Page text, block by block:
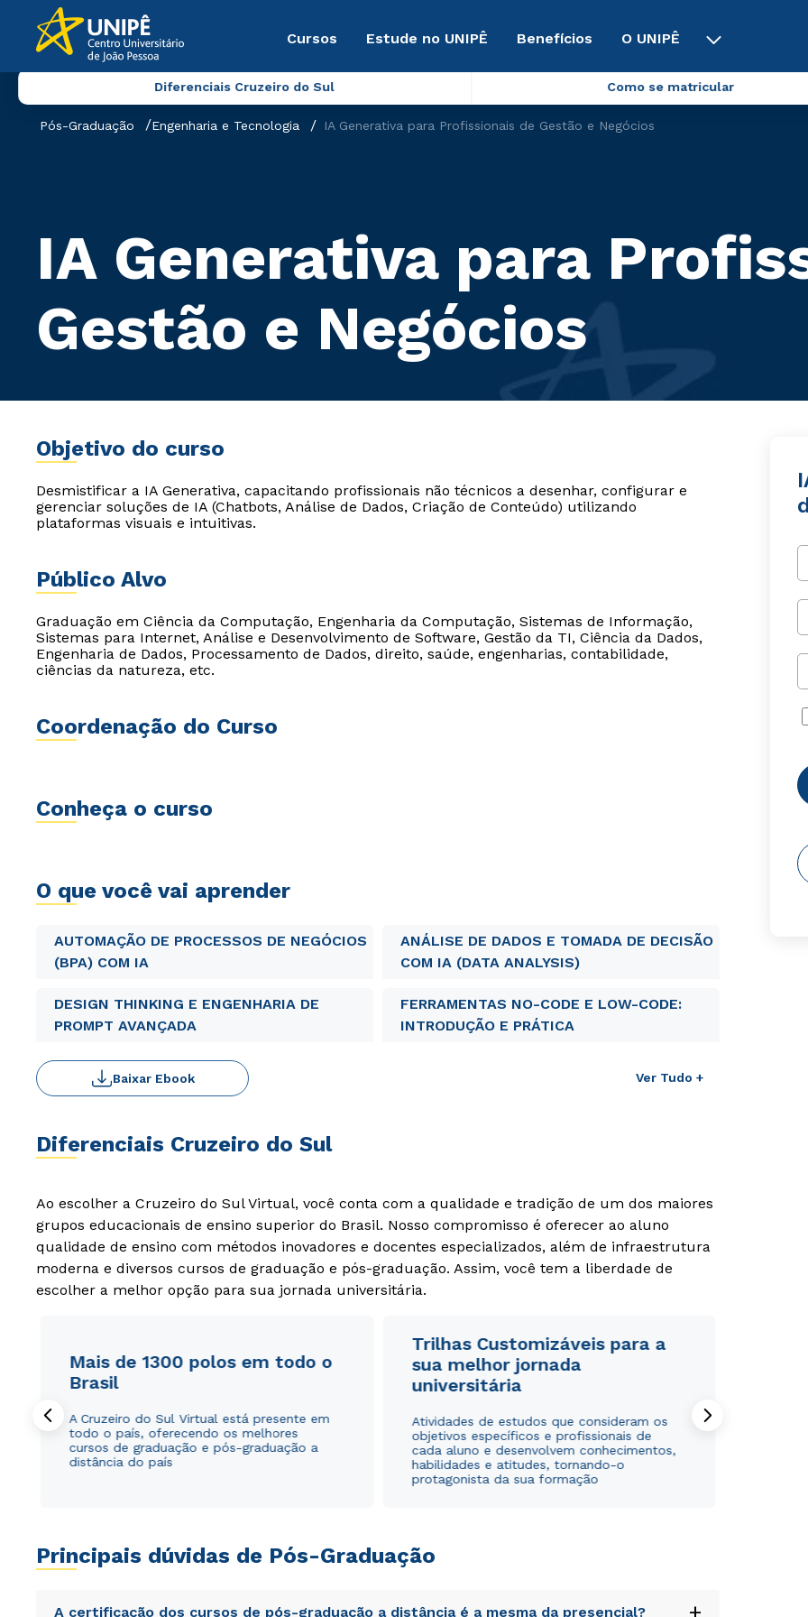
Cursos Estude no UNIPÊ Benefícios O UNIPÊ
Diferenciais Cruzeiro do Sul Como se matricular
Pós-Graduação Engenharia e Tecnologia IA Generativa para Profissionais de Gestão e Negócios
IA Generativa para
Gestão e Negócios
Objetivo do curso
Desmistificar a IA Generativa, capacitando profissionais não técnicos a desenhar, configurar e
gerenciar soluções de IA (Chatbots, Análise de Dados, Criação de Conteúdo) utilizando
plataformas visuais e intuitivas.
Público Alvo
Graduação em Ciência da Computação, Engenharia da Computação, Sistemas de Informação,
Sistemas para Internet, Análise e Desenvolvimento de Software, Gestão da TI, Ciência da Dados,
Engenharia de Dados, Processamento de Dados, direito, saúde, engenharias, contabilidade,
ciências da natureza, etc.
Coordenação do Curso
Conheça o curso
O que você vai aprender
AUTOMAÇÃO DE PROCESSOS DE NEGÓCIOS
(BPA) COM IA
ANÁLISE DE DADOS E TOMADA DE DECISÃO
COM IA (DATA ANALYSIS)
DESIGN THINKING E ENGENHARIA DE
PROMPT AVANÇADA
FERRAMENTAS NO-CODE E LOW-CODE:
INTRODUÇÃO E PRÁTICA
Ver Tudo +
Baixar Ebook
Diferenciais Cruzeiro do Sul
Ao escolher a Cruzeiro do Sul Virtual, você conta com a qualidade e tradição de um dos maiores
grupos educacionais de ensino superior do Brasil. Nosso compromisso é oferecer ao aluno
qualidade de ensino com métodos inovadores e docentes especializados, além de infraestrutura
moderna e diversos cursos de graduação e pós-graduação. Assim, você tem a liberdade de
escolher a melhor opção para sua jornada universitária.
Mais de 1300 polos em todo o
Brasil
A Cruzeiro do Sul Virtual está presente em
todo o país, oferecendo os melhores
cursos de graduação e pós-graduação a
distância do país
Trilhas Customizáveis para a
sua melhor jornada
universitária
Atividades de estudos que consideram os
objetivos específicos e profissionais de
cada aluno e desenvolvem conhecimentos,
habilidades e atitudes, tornando-o
protagonista da sua formação
Principais dúvidas de Pós-Graduação
A certificação dos cursos de pós-graduação a distância é a mesma da presencial?